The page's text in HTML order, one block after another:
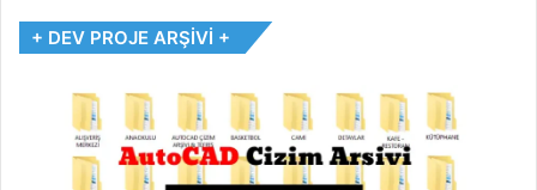
+ DEV PROJE ARŞİVİ +